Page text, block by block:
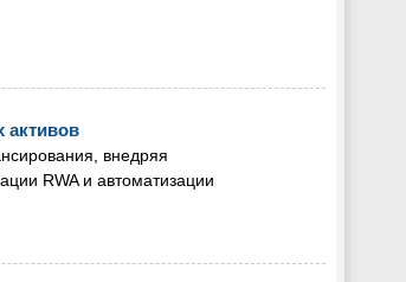
активов
внедряя
RWA и автоматизации